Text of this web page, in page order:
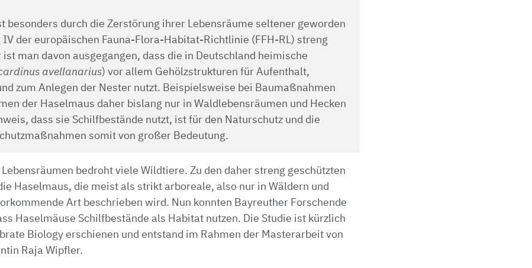
besonders durch die Zerstörung ihrer Lebensräume seltener geworden
IV der europäischen Fauna-Flora-Habitat-Richtlinie (FFH-RL) streng
man davon ausgegangen, dass die in Deutschland heimische
avellanarius) vor allem Gehölzstrukturen für Aufenthalt,
zum Anlegen der Nester nutzt. Beispielsweise bei Baumaßnahmen
der Haselmaus daher bislang nur in Waldlebensräumen und Hecken
dass sie Schilfbestände nutzt, ist für den Naturschutz und die
somit von großer Bedeutung.
bedroht viele Wildtiere. Zu den daher streng geschützten
Haselmaus, die meist als strikt arboreale, also nur in Wäldern und
Art beschrieben wird. Nun konnten Bayreuther Forschende
Haselmäuse Schilfbestände als Habitat nutzen. Die Studie ist kürzlich
Biology erschienen und entstand im Rahmen der Masterarbeit von
Raja Wipfler.